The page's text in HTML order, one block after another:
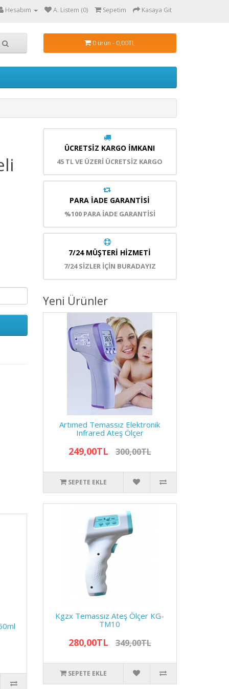
Hesabım A. Listem (0) Sepetim Kasaya Git
0 ürün - 0,00TL
ÜCRETSIZ KARGO İMKANI
45 TL VE ÜZERİ ÜCRETSİZ KARGO
PARA İADE GARANTISI
%100 PARA İADE GARANTİSİ
7/24 MÜŞTERİ HİZMETİ
7/24 SİZLER İÇİN BURADAYIZ
Yeni Ürünler
Artımed Temassız Elektronik
Infrared Ateş Ölçer
249,00TL 300,00TL
SEPETE EKLE
Kgzx Temassız Ateş Ölçer KG-
TM10
280,00TL 349,00TL
SEPETE EKLE